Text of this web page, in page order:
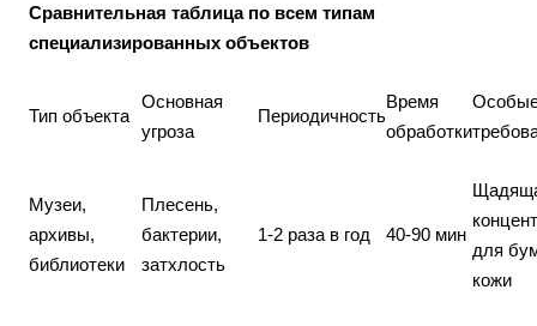
Сравнительная таблица по всем типам
специализированных объектов
Тип объекта
Основная
угроза
Периодичность
Время
обработки
Музеи,
архивы,
библиотеки
Плесень,
бактерии,
затхлость
1-2 раза в год 40-90 мин
для
кожи